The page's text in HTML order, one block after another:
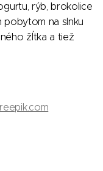
rýb, brokolice
pobytom na slnku
žĺtka a tiež